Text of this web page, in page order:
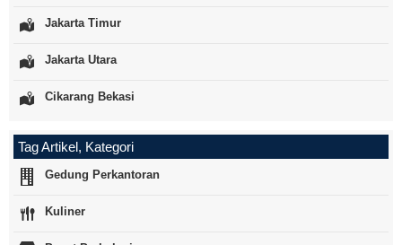
Jakarta Timur
Jakarta Utara
Cikarang Bekasi
Tag Artikel, Kategori
Gedung Perkantoran
Kuliner